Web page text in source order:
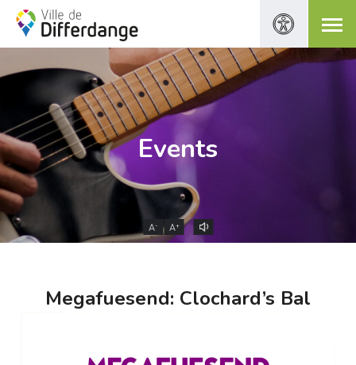
Events
A- A+
Megafuesend: Clochard’s Bal